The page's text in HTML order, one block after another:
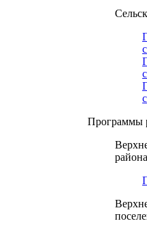
Программы
района